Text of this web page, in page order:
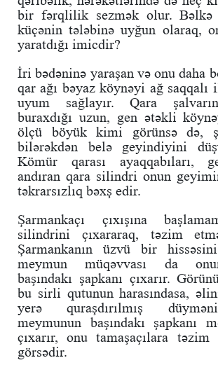
bir fərqlilik sezmək olur. Bəlkə
küçənin tələbinə uyğun olaraq,
yaratdığı imicdir?
İri bədəninə yaraşan və onu daha
qar ağı bəyaz köynəyi ağ saqqalı
uyum sağlayır. Qara
buraxdığı uzun, gen ətəkli
ölçü böyük kimi görünsə də,
bilərəkdən belə geyindiyini
Kömür qarası ayaqqabıları,
andıran qara silindri onun
təkrarsızlıq bəxş edir.
Şarmankaçı çıxışına
silindrini çıxararaq, təzim
Şarmankanın üzvü bir
meymun müqəvvası da
başındakı şapkanı çıxarır.
bu sirli qutunun harasındasa,
yerə quraşdırılmış
meymunun başındakı şapkanı
çıxarır, onu tamaşaçılara
görsədir.